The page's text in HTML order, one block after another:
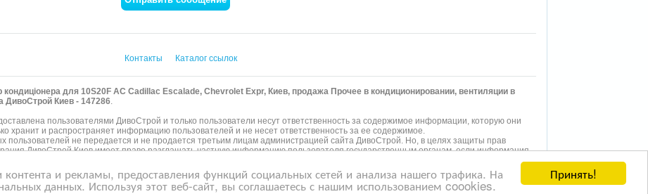
Принять!
и рекламы, предоставления функций социальных сетей и анализа нашего трафика. На
данных. Используя этот веб-сайт, вы соглашаетесь с нашим использованием coookies.
Контакты Каталог ссылок
кондиціонера для 10S20F AC Cadillac Escalade, Chevrolet Expr, Киев, продажа Прочее в кондиционировании, вентиляции в
ДивоСтрой Киев - 147286.
пользователями ДивоСтрой и только пользователи несут ответственность за содержимое информации, которую они
хранит и распространяет информацию пользователей и не несет ответственность за ее содержимое.
пользователей не передается и не продается третьим лицам администрацией сайта ДивоСтрой. Но, в целях защиты прав
ДивоСтрой Киев имеет право разглашать частную информацию пользователя государственным органам, если информация,
конфиденциальности сайтов, на которые ссылается ДивоСтрой. На некоторых страницах нашего
представлена реклама
узнать подробней о правилах конфиденциальности Google нажмите тут.